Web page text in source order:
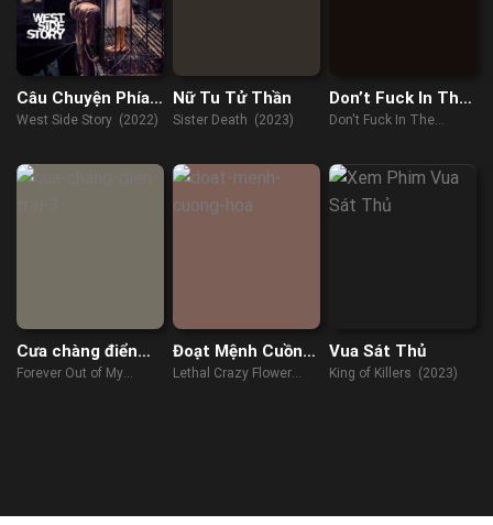
Câu Chuyện Phía
Tây
West Side Story (2022)
Nữ Tu Tử Thần
Sister Death (2023)
Don’t Fuck In The
Woods 2
Don't Fuck In The
Cưa chàng điển
trai 3
Forever Out of My
Đoạt Mệnh Cuồng
Hoa
Lethal Crazy Flower
Vua Sát Thủ
King of Killers (2023)